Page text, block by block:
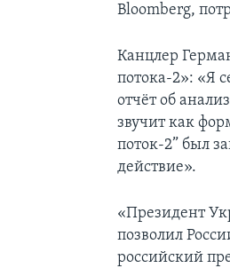
Bloomberg,
Канцлер
потока-2»: «Я
отчёт об
звучит как
поток-2” был
действие».
«Президент
позволил
российский